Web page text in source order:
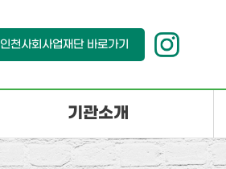
인천사회사업재단 바로가기
기관소개